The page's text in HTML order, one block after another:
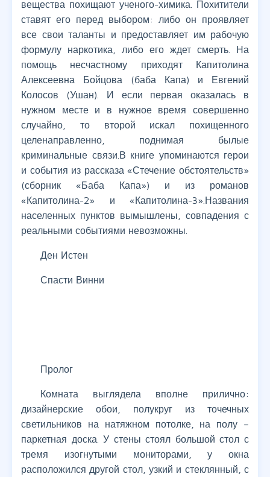
вещества похищают ученого-химика. Похитители
ставят его перед выбором: либо он проявляет
все свои таланты и предоставляет им рабочую
формулу наркотика, либо его ждет смерть. На
помощь несчастному приходят Капитолина
Алексеевна Бойцова (баба Капа) и Евгений
Колосов (Ушан). И если первая оказалась в
нужном месте и в нужное время совершенно
случайно, то второй искал похищенного
целенаправленно, поднимая былые
криминальные связи.В книге упоминаются герои
и события из рассказа «Стечение обстоятельств»
(сборник «Баба Капа») и из романов
«Капитолина-2» и «Капитолина-3».Названия
населенных пунктов вымышлены, совпадения с
реальными событиями невозможны.
Ден Истен
Спасти Винни
Пролог
Комната выглядела вполне прилично:
дизайнерские обои, полукруг из точечных
светильников на натяжном потолке, на полу –
паркетная доска. У стены стоял большой стол с
тремя изогнутыми мониторами, у окна
расположился другой стол, узкий и стеклянный, с